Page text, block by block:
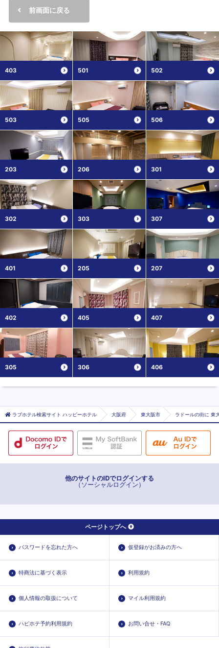
前画面に戻る
403 501 502
503 505 506
203 206 301
302 303 307
401 205 207
402 405 407
305 306 406
ラブホテル検索サイト ハッピーホテル 大阪府 東大阪市 ラドールの街に 東
他のサイトのIDでログインする
（ソーシャルログイン）
ページトップへ
パスワードを忘れた方へ 仮登録がお済みの方へ
特商法に基づく表示 利用規約
個人情報の取扱について マイル利用規約
ハピホテ予約利用規約 お問い合せ・FAQ